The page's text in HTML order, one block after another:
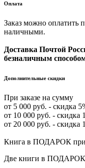
Оплата
Заказ можно оплатить
наличными.
Доставка Почтой
безналичным
Дополнительные скидки
При заказе на сумму
от 5 000 руб. - скидка
от 10 000 руб. - скидка
от 20 000 руб. - скидка
Книга в ПОДАРОК при
Две книги в ПОДАРОК